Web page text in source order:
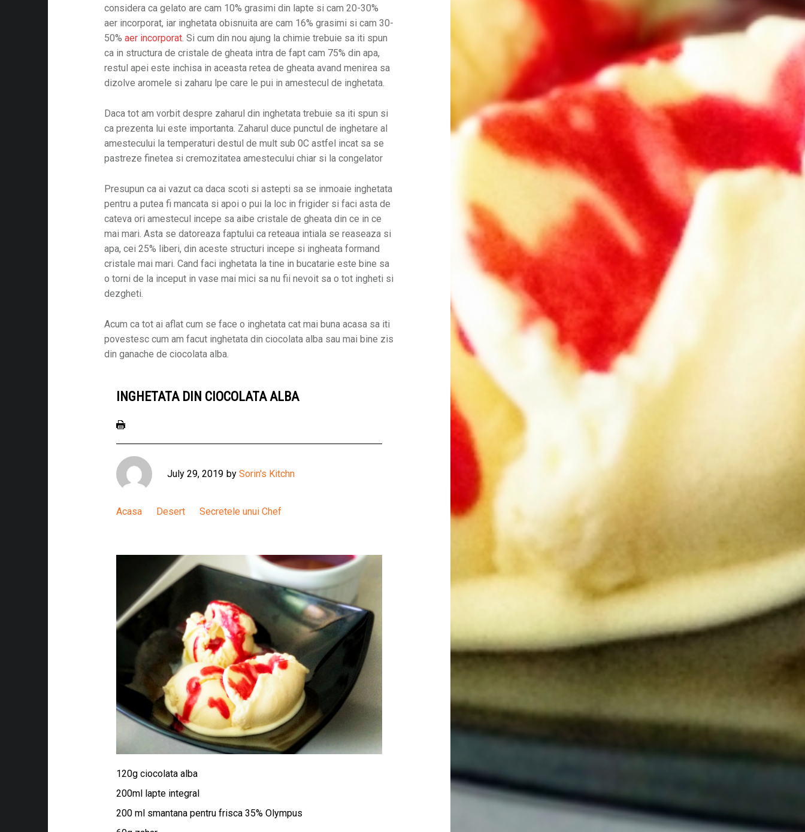
considera ca gelato are cam 10% grasimi din lapte si cam 20-30%
aer incorporat, iar inghetata obisnuita are cam 16% grasimi si cam 30-
50%aer incorporat. Si cum din nou ajung la chimie trebuie sa iti spun
ca in structura de cristale de gheata intra de fapt cam 75% din apa,
restul apei este inchisa in aceasta retea de gheata avand menirea sa
dizolve aromele si zaharu lpe care le pui in amestecul de inghetata.
Daca tot am vorbit despre zaharul din inghetata trebuie sa iti spun si
ca prezenta lui este importanta. Zaharul duce punctul de inghetare al
amestecului la temperaturi destul de mult sub 0C astfel incat sa se
pastreze finetea si cremozitatea amestecului chiar si la congelator
Presupun ca ai vazut ca daca scoti si astepti sa se inmoaie inghetata
pentru a putea fi mancata si apoi o pui la loc in frigider si faci asta de
cateva ori amestecul incepe sa aibe cristale de gheata din ce in ce
mai mari. Asta se datoreaza faptului ca reteaua intiala se reaseaza si
apa, cei 25% liberi, din aceste structuri incepe si ingheata formand
cristale mai mari. Cand faci inghetata la tine in bucatarie este bine sa
o torni de la inceput in vase mai mici sa nu fii nevoit sa o tot ingheti si
dezgheti.
Acum ca tot ai aflat cum se face o inghetata cat mai buna acasa sa iti
povestesc cum am facut inghetata din ciocolata alba sau mai bine zis
din ganache de ciocolata alba.
INGHETATA DIN CIOCOLATA ALBA
July 29, 2019 bySorin's Kitchn
Acasa Desert Secretele unui Chef
120g ciocolata alba
200ml lapte integral
200 ml smantana pentru frisca 35% Olympus